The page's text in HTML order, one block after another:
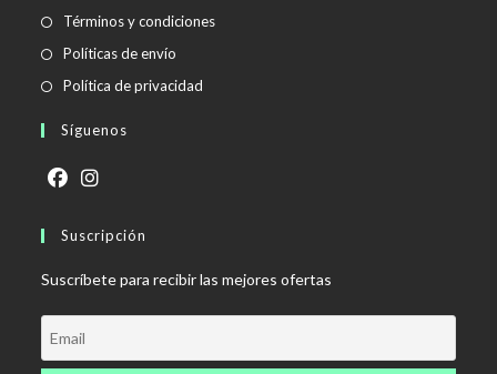
Términos y condicionesSe
Políticas de envío
abre
Política de privacidad
Síguenos
abre
una
nueva
pestaña
abre
una
nueva
pestaña
Suscripción
Suscríbete para recibir las mejores ofertas